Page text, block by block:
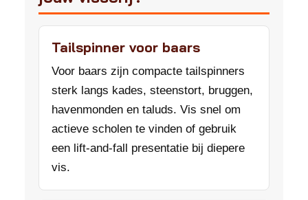
Tailspinner voor baars
Voor baars zijn compacte tailspinners
sterk langs kades, steenstort, bruggen,
havenmonden en taluds. Vis snel om
actieve scholen te vinden of gebruik
een lift-and-fall presentatie bij diepere
vis.